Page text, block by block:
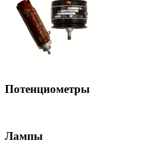
Потенциометры
Лампы